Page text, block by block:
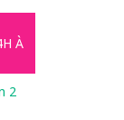
À
2